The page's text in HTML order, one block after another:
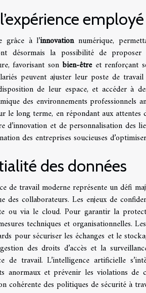
employé
grâce à l’innovationnumérique,
désormais la possibilité de
favorisant sonbien-êtreet renforçant
peuvent ajuster leur poste de
de leur espace, et accéder à
des environnements professionnels
le long terme, en répondant aux
d’innovation et de personnalisation des
des entreprises soucieuses
des données
de travail moderne représente un défi
des collaborateurs. Les enjeux de
ou via le cloud. Pour garantir la
techniques et organisationnelles.
pour sécuriser les échanges et le
des droits d’accès et la
de travail. L’intelligence artificielle
anormaux et prévenir les violations de
cohérente des politiques de sécurité à